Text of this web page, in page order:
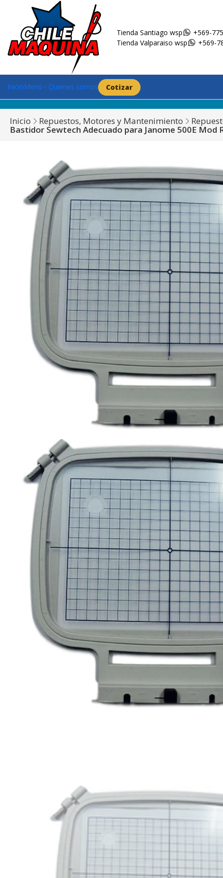
Tienda Santiago wsp
+569-
Tienda Valparaiso wsp
+569-
InicioMenú Quienes somos Cotizar
Inicio Repuestos, Motores y Mantenimiento
Bastidor Sewtech Adecuado para Janome 500E Mod